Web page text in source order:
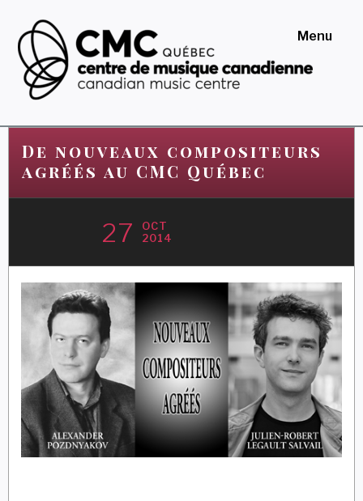
content
Menu
De nouveaux compositeurs
agréés au CMC Québec
27
OCT
2014